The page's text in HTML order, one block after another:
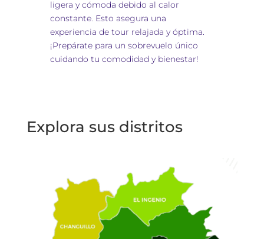
ligera y cómoda debido al calor
constante. Esto asegura una
experiencia de tour relajada y óptima.
¡Prepárate para un sobrevuelo único
cuidando tu comodidad y bienestar!
Explora sus distritos